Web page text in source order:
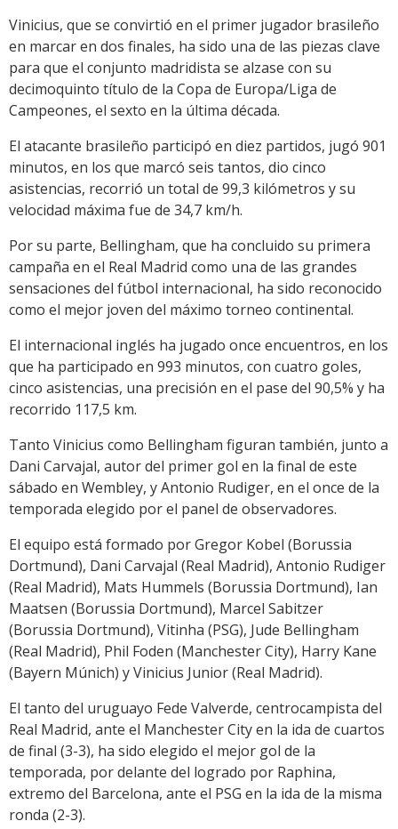
Vinicius, que se convirtió en el primer jugador brasileño
en marcar en dos finales, ha sido una de las piezas clave
para que el conjunto madridista se alzase con su
decimoquinto título de la Copa de Europa/Liga de
Campeones, el sexto en la última década.
El atacante brasileño participó en diez partidos, jugó 901
minutos, en los que marcó seis tantos, dio cinco
asistencias, recorrió un total de 99,3 kilómetros y su
velocidad máxima fue de 34,7 km/h.
Por su parte, Bellingham, que ha concluido su primera
campaña en el Real Madrid como una de las grandes
sensaciones del fútbol internacional, ha sido reconocido
como el mejor joven del máximo torneo continental.
El internacional inglés ha jugado once encuentros, en los
que ha participado en 993 minutos, con cuatro goles,
cinco asistencias, una precisión en el pase del 90,5% y ha
recorrido 117,5 km.
Tanto Vinicius como Bellingham figuran también, junto a
Dani Carvajal, autor del primer gol en la final de este
sábado en Wembley, y Antonio Rudiger, en el once de la
temporada elegido por el panel de observadores.
El equipo está formado por Gregor Kobel (Borussia
Dortmund), Dani Carvajal (Real Madrid), Antonio Rudiger
(Real Madrid), Mats Hummels (Borussia Dortmund), Ian
Maatsen (Borussia Dortmund), Marcel Sabitzer
(Borussia Dortmund), Vitinha (PSG), Jude Bellingham
(Real Madrid), Phil Foden (Manchester City), Harry Kane
(Bayern Múnich) y Vinicius Junior (Real Madrid).
El tanto del uruguayo Fede Valverde, centrocampista del
Real Madrid, ante el Manchester City en la ida de cuartos
de final (3-3), ha sido elegido el mejor gol de la
temporada, por delante del logrado por Raphina,
extremo del Barcelona, ante el PSG en la ida de la misma
ronda (2-3).